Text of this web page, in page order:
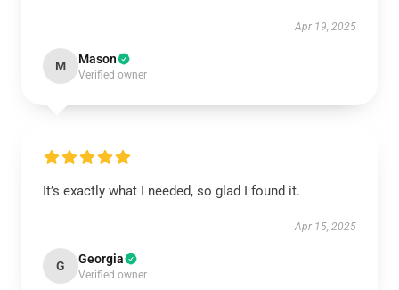
Apr 19, 2025
M Mason
Verified owner
It’s exactly what I needed, so glad I found it.
Apr 15, 2025
G Georgia
Verified owner